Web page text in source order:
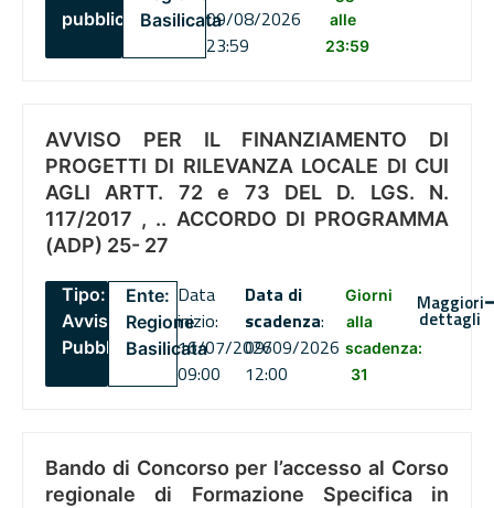
pubblico
Basilicata09/08/2026
23:59
alle
23:59
AVVISO PER IL FINANZIAMENTO DI
PROGETTI DI RILEVANZA LOCALE DI CUI
AGLI ARTT. 72 e 73 DEL D. LGS. N.
117/2017 , .. ACCORDO DI PROGRAMMA
(ADP) 25- 27
Tipo:
Avviso
Pubblico
Ente:
Regione
Basilicata
Data
inizio:
16/07/2026
09:00
Data di
scadenza:
09/09/2026
12:00
Giorni
alla
scadenza:
31
Maggiori
dettagli
Bando di Concorso per l’accesso al Corso
regionale di Formazione Specifica in